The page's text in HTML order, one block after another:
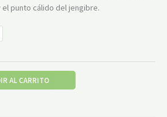
punto cálido del jengibre.
AL CARRITO